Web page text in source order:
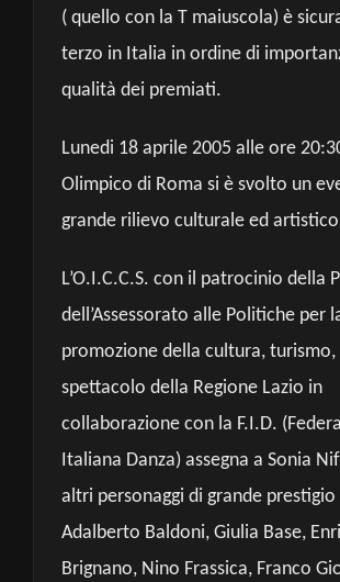
( quello con la T maiuscola) è
terzo in Italia in ordine di
qualità dei premiati.
Lunedi 18 aprile 2005 alle ore
Olimpico di Roma si è svolto un
grande rilievo culturale ed
L’O.I.C.C.S. con il patrocinio della
dell’Assessorato alle Politiche per
promozione della cultura, turismo,
spettacolo della Regione Lazio in
collaborazione con la F.I.D.
Italiana Danza) assegna a Sonia
altri personaggi di grande
Adalberto Baldoni, Giulia Base,
Brignano, Nino Frassica, Franco